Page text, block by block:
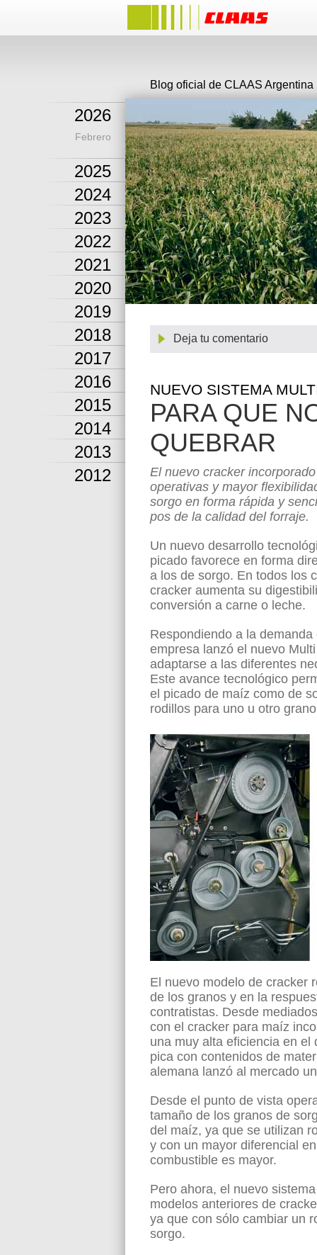
2026
Febrero
2025
2024
2023
2022
2021
2020
2019
2018
2017
2016
2015
2014
2013
2012
Blog oficial de CLAAS Argentina
Deja tu comentario
NUEVO SISTEMA
PARA QUE
QUEBRAR
El nuevo cracker
operativas y mayor
sorgo en forma rápida y
pos de la calidad del forraje.
Un nuevo desarrollo
picado favorece en forma
a los de sorgo. En todos los
cracker aumenta su
conversión a carne o leche.
Respondiendo a la
empresa lanzó el nuevo
adaptarse a las diferentes
Este avance tecnológico
el picado de maíz como de
rodillos para uno u otro
El nuevo modelo de cracker
de los granos y en la
contratistas. Desde
con el cracker para maíz
una muy alta eficiencia en
pica con contenidos de
alemana lanzó al mercado
Desde el punto de vista
tamaño de los granos de
del maíz, ya que se utilizan
y con un mayor diferencial
combustible es mayor.
Pero ahora, el nuevo
modelos anteriores de
ya que con sólo cambiar un
sorgo.